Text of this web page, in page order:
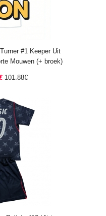
#1 Keeper Uit
Mouwen (+ broek)
101.88€